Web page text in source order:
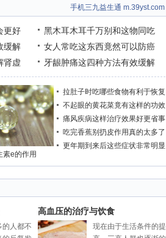
手机三九益生通 m.39yst.com
更好
缓解
肾虚
黑木耳木耳千万别和这物同吃
女人常吃这东西竟然可以防癌
牙龈肿痛这四种方法有效缓解
素e的作用
拉肚子时吃哪些食物有利于恢复
不起眼的黄花菜竟有这样的功效
痛风疾病这样治疗效果好更省事
吃完香蕉别扔皮作用真的太多了
更年期到来后这些症状非常明显
的人都不
高血压的治疗与饮食
现在由于生活条件的提